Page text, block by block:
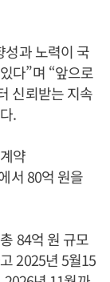
성과 노력이 국
다”며 “앞으로
신뢰받는 지속
.
약
서 80억 원을
84억 원 규모
2025년 5월15